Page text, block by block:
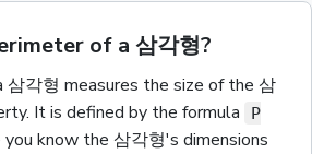
of a 삼각형?
삼각형 measures the size of the 삼
It is defined by the formula
P
you know the삼각형's dimensions